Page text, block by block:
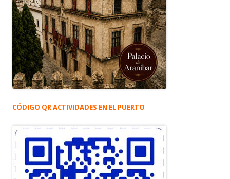
CÓDIGO QR ACTIVIDADES EN EL PUERTO